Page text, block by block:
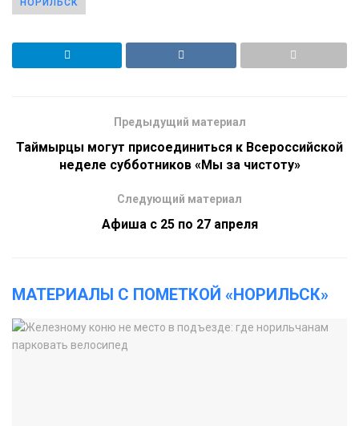
НОРИЛЬСК
Предыдущий материал
Таймырцы могут присоединиться к Всероссийской
неделе субботников «Мы за чистоту»
Следующий материал
Афиша с 25 по 27 апреля
МАТЕРИАЛЫ С ПОМЕТКОЙ «НОРИЛЬСК»